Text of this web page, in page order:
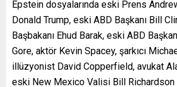
Epstein dosyalarında eski Prens
Donald Trump, eski ABD Başkanı Bill
Başbakanı Ehud Barak, eski ABD Başkan
Gore, aktör Kevin Spacey, şarkıcı
illüzyonist David Copperfield, avukat
eski New Mexico Valisi Bill Richardson